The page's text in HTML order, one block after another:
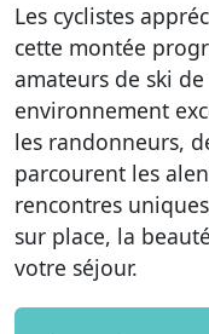
Les cyclistes
cette montée
amateurs de ski
environnement
les randonneurs,
parcourent les
rencontres
sur place, la
votre séjour.